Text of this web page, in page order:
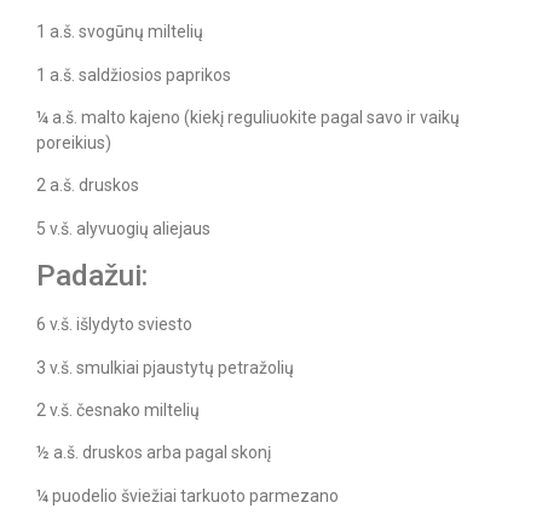
1 a.š. svogūnų miltelių
1 a.š. saldžiosios paprikos
¼ a.š. malto kajeno (kiekį reguliuokite pagal savo ir vaikų
poreikius)
2 a.š. druskos
5 v.š. alyvuogių aliejaus
Padažui:
6 v.š. išlydyto sviesto
3 v.š. smulkiai pjaustytų petražolių
2 v.š. česnako miltelių
½ a.š. druskos arba pagal skonį
¼ puodelio šviežiai tarkuoto parmezano